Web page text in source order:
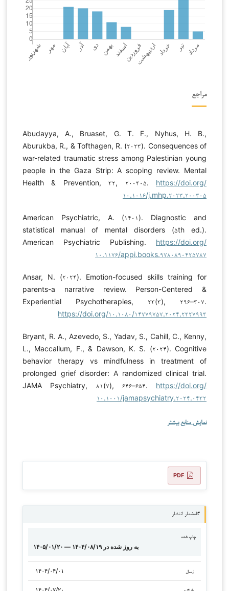
مراجع
Abudayya, A., Bruaset, G. T. F., Nyhus, H. B.,
Aburukba, R., & Tofthagen, R. (۲۰۲۳). Consequences of
war-related traumatic stress among Palestinian young
people in the Gaza Strip: A scoping review. Mental
Health & Prevention, ۳۲, ۲۰۰۳۰۵. https://doi.org/
۱۰.۱۰۱۶/j.mhp.۲۰۲۳.۲۰۰۳۰۵
American Psychiatric, A. (۱۴۰۱). Diagnostic and
statistical manual of mental disorders (۵th ed.).
American Psychiatric Publishing. https://doi.org/
۱۰.۱۱۷۶/appi.books.۹۷۸۰۸۹۰۴۲۵۷۸۷
Ansar, N. (۲۰۲۴). Emotion-focused skills training for
parents-a narrative review. Person-Centered &
Experiential Psychotherapies, ۲۳(۳), ۲۹۶–۳۰۷.
https://doi.org/۱۰.۱۰۸۰/۱۴۷۷۹۷۵۷.۲۰۲۴.۲۳۲۷۹۹۳
Bryant, R. A., Azevedo, S., Yadav, S., Cahill, C., Kenny,
L., Maccallum, F., & Dawson, K. S. (۲۰۲۴). Cognitive
behavior therapy vs mindfulness in treatment of
prolonged grief disorder: A randomized clinical trial.
JAMA Psychiatry, ۸۱(۷), ۶۴۶–۶۵۴. https://doi.org/
۱۰.۱۰۰۱/jamapsychiatry.۲۰۲۴.۰۴۳۲
نمایش منابع بیشتر
PDF
گاه‌شمار انتشار
چاپ شده
۱۴۰۵/۰۱/۲۰ — به روز شده در ۱۴۰۴/۰۸/۱۹
ارسال ۱۴۰۴/۰۴/۰۱